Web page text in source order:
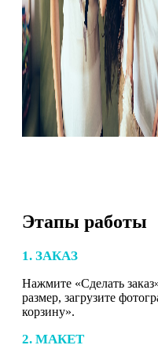
Этапы работы
1. ЗАКАЗ
Нажмите «Сделать
размер, загрузите
корзину».
2. МАКЕТ